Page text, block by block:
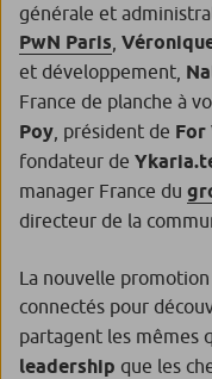
générale et
PwN Paris
et développement,
France de planche à
Poy , président de For
fondateur de
manager France du
directeur de la
La nouvelle
connectés pour
partagent les mêmes
leadership que les